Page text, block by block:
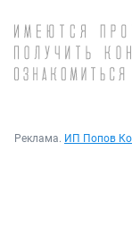
Реклама. ИП Попов